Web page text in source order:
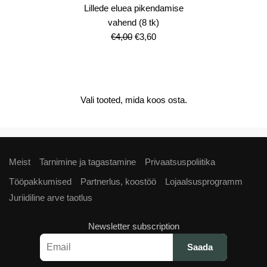
Lillede eluea pikendamise
vahend (8 tk)
€4,00 Algne
€3,60Current
Vali tooted, mida koos osta.
Meist Tarnimine ja tagastamine
Privaatsuspoliitika
Tööpakkumised
Partnerlus, koostöö
Lojaalsusprogramm
Juriidiline arve taotlus
Newsletter subscription